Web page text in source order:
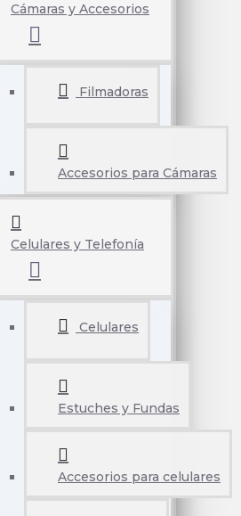
Cámaras y Accesorios
Filmadoras
Accesorios para Cámaras
Celulares y Telefonía
Celulares
Estuches y Fundas
Accesorios para celulares